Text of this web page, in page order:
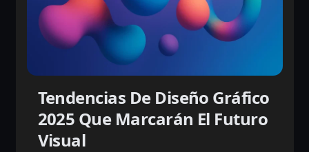
Tendencias De Diseño Gráfico
2025 Que Marcarán El Futuro
Visual